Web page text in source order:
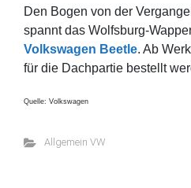
Den Bogen von der
spannt das Wolfsburg-
Volkswagen Beetle. Ab
für die Dachpartie bestellt
Quelle: Volkswagen
Allgemein VW